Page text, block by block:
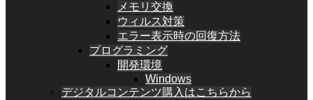
メモリ交換
ウィルス対策
エラー表示時の回復方法
プログラミング
開発環境
Windows
デジタルコンテンツ購入はこちらから